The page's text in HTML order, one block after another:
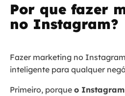
Por que fazer
no Instagram?
Fazer marketing no
inteligente para qualquer
Primeiro, porque o Instagram